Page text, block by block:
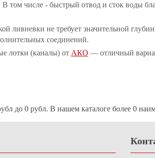
том числе - быстрый отвод и сток воды
ливневки не требует значительной
соединений.
лотки (каналы) от АКО — отличный
до 0 рубл. В нашем каталоге более 0